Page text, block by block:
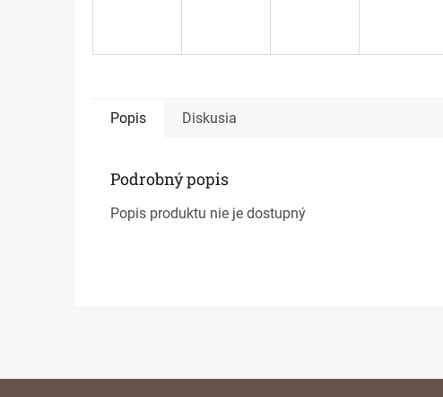
Popis Diskusia
Podrobný popis
Popis produktu nie je dostupný